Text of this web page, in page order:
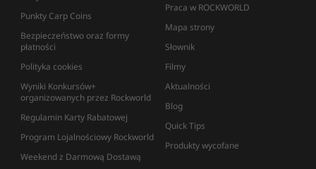
Punkty Carp Coins
Bezpieczeństwo oraz formy
płatności
Polityka cookies
Wyniki Konkursów+
organizowanych przez Rockworld
Regulamin Karty Rabatowej
Program Lojalnościowy Rockworld
Weekend z Darmową Dostawą
Praca w ROCKWORLD
Mapa strony
Słownik
Filmy
Aktualności
Blog
Quick Tips
Produkty wycofane